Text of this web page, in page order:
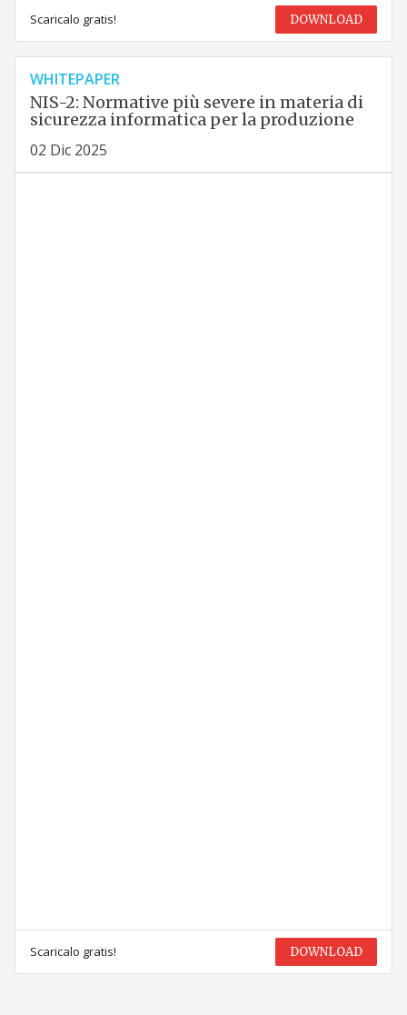
Scaricalo gratis! DOWNLOAD
WHITEPAPER
NIS-2: Normative più severe in materia di
sicurezza informatica per la produzione
02 Dic 2025
Scaricalo gratis! DOWNLOAD